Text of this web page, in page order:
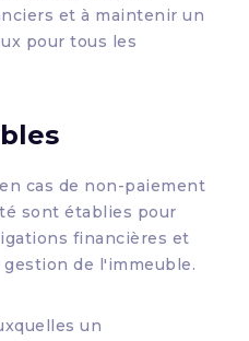
et à maintenir un
pour tous les
en cas de non-paiement
sont établies pour
financières et
de l'immeuble.
un